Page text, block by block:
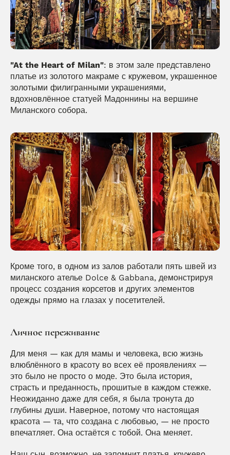
"At the Heart of Milan": в этом зале представлено
платье из золотого макраме с кружевом, украшенное
золотыми филигранными украшениями,
вдохновлённое статуей Мадоннины на вершине
Миланского собора.
Кроме того, в одном из залов работали пять швей из
миланского ателье Dolce & Gabbana, демонстрируя
процесс создания корсетов и других элементов
одежды прямо на глазах у посетителей.
Личное переживание
Для меня — как для мамы и человека, всю жизнь
влюблённого в красоту во всех её проявлениях —
это было не просто о моде. Это была история,
страсть и преданность, прошитые в каждом стежке.
Неожиданно даже для себя, я была тронута до
глубины души. Наверное, потому что настоящая
красота — та, что создана с любовью, — не просто
впечатляет. Она остаётся с тобой. Она меняет.